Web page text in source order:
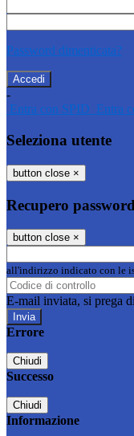
Password dimenticata?
-
Entra con SPID Entra
Seleziona utente
button close ×
Recupero password
button close ×
all'indirizzo indicato con le
E-mail inviata, si prega
Errore
Chiudi
Successo
Chiudi
Informazione